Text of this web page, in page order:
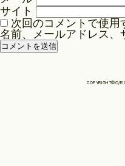
サイト
次回のコメントで使
名前、メールアドレス、
COPYRIGHT©O/